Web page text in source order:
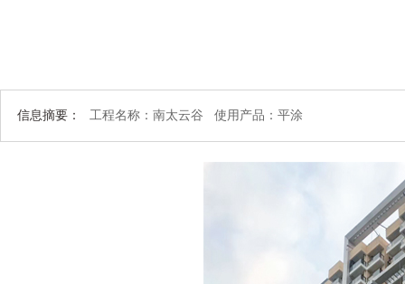
信息摘要： 工程名称：南太云谷 使用产品：平涂